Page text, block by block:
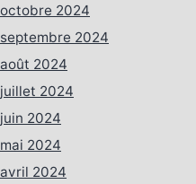
octobre 2024
septembre 2024
août 2024
juillet 2024
juin 2024
mai 2024
avril 2024